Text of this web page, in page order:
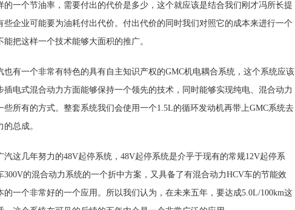
的一个节油率，需要付出的代价是多少，这个就应该是结合我们刚才冯所长提
些企业可能要为油耗付出代价。付出代价的同时我们对照它的成本来进行一个
能把这样一个技术能够大面积的推广。
一个非常有特色的具有自主知识产权的GMC机电耦合系统，这个系统应该
插电式混合动力方面能够保持一个领先的技术，同时能够实现纯电、混合动力
些所有的方式。整套系统我们会使用一个1.5L的循环发动机再带上GMC系统去
总成。
几年努力的48V起停系统，48V起停系统是介乎于现有的常规12V起停系
300V的混合动力系统的一个折中方案，又具备了有混合动力HCV车的节能效
的一个非常好的一个应用。所以我们认为，在未来五年，要达成5.0L/100km这